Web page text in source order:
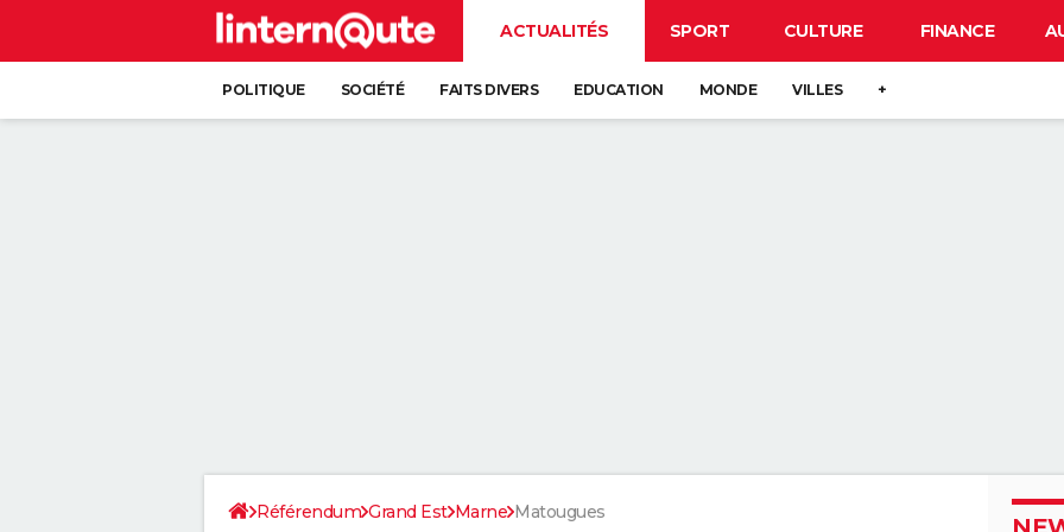
ACTUALITÉS SPORT CULTURE FINANCE
POLITIQUE SOCIÉTÉ FAITS DIVERS EDUCATION MONDE VILLES +
Référendum Grand Est Marne Matougues